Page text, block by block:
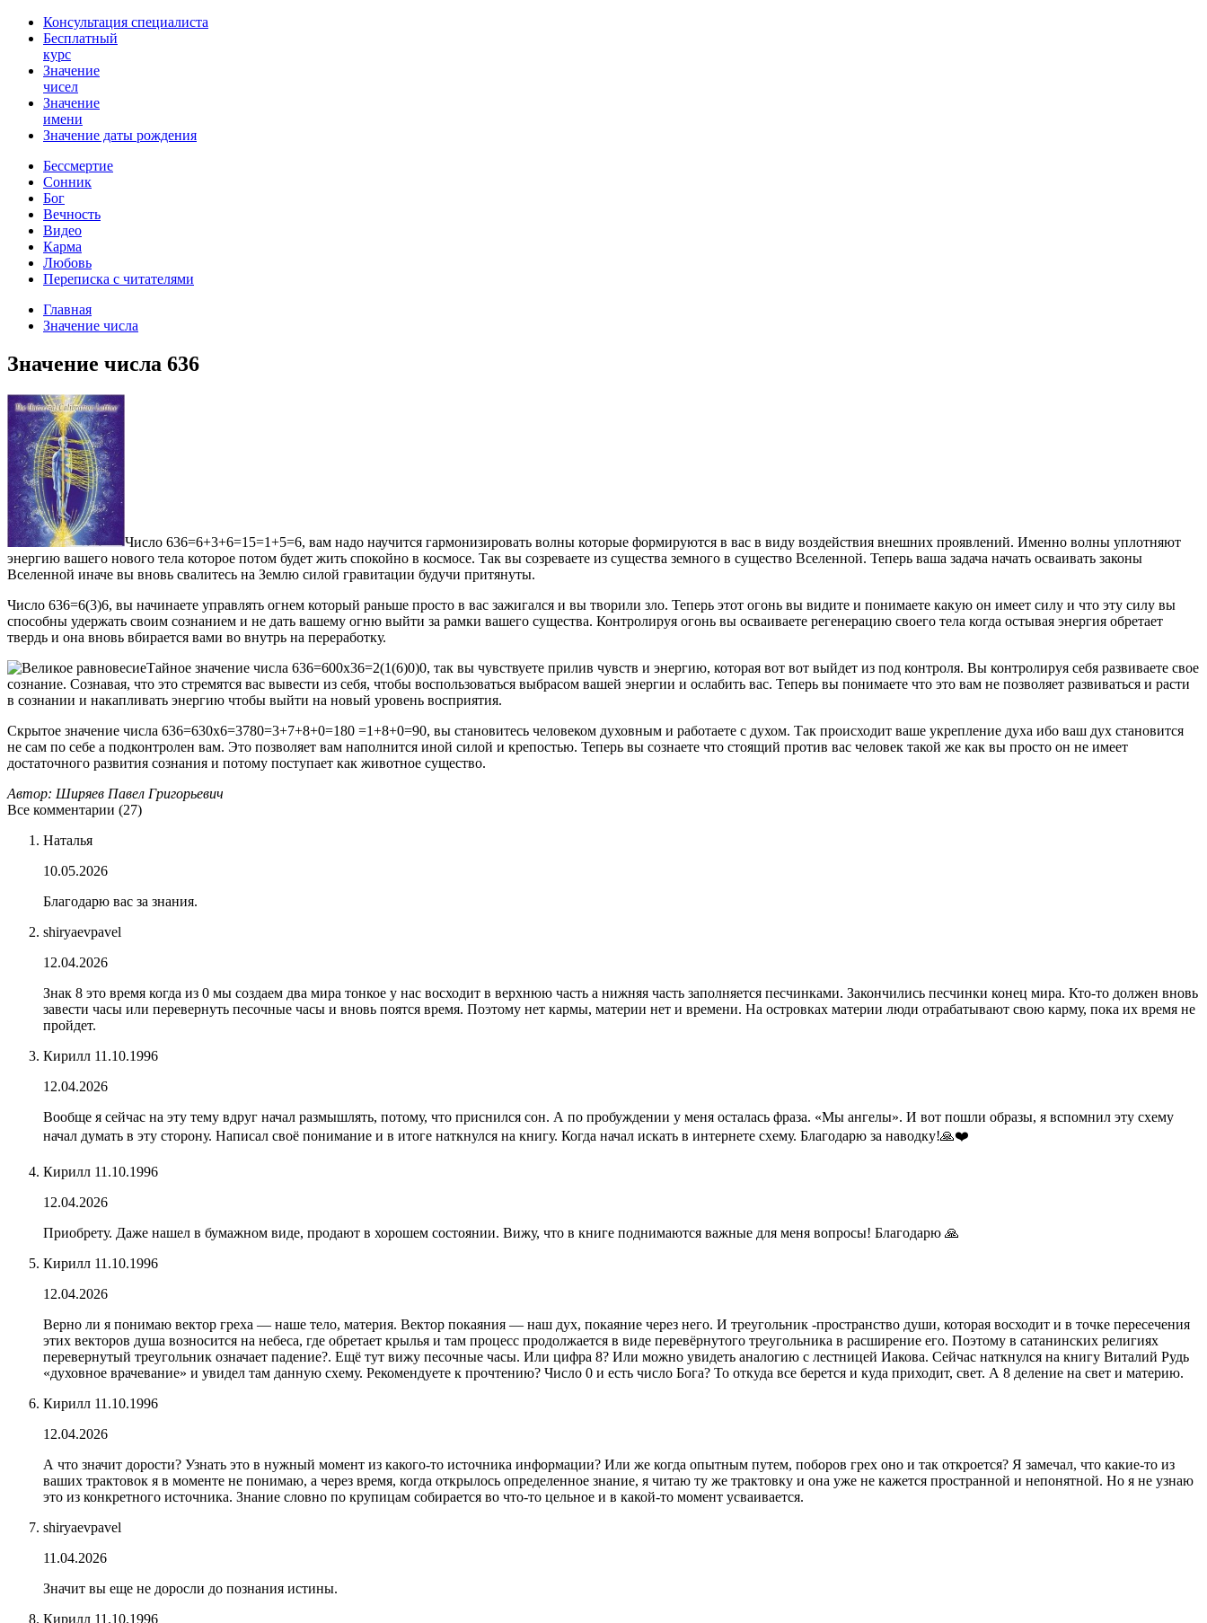
Консультация специалиста
Бесплатный
курс
Значение
чисел
Значение
имени
Значение даты рождения
Бессмертие
Сонник
Бог
Вечность
Видео
Карма
Любовь
Переписка с читателями
Главная
Значение числа
Значение числа 636
Число 636=6+3+6=15=1+5=6, вам надо научится гармонизировать волны которые формируются в вас в виду воздействия внешних проявлений. Именно волны уплотняют
энергию вашего нового тела которое потом будет жить спокойно в космосе. Так вы созреваете из существа земного в существо Вселенной. Теперь ваша задача начать осваивать законы
Вселенной иначе вы вновь свалитесь на Землю силой гравитации будучи притянуты.
Число 636=6(3)6, вы начинаете управлять огнем который раньше просто в вас зажигался и вы творили зло. Теперь этот огонь вы видите и понимаете какую он имеет силу и что эту силу вы
способны удержать своим сознанием и не дать вашему огню выйти за рамки вашего существа. Контролируя огонь вы осваиваете регенерацию своего тела когда остывая энергия обретает
твердь и она вновь вбирается вами во внутрь на переработку.
Тайное значение числа 636=600х36=2(1(6)0)0, так вы чувствуете прилив чувств и энергию, которая вот вот выйдет из под контроля. Вы контролируя себя развиваете свое
сознание. Сознавая, что это стремятся вас вывести из себя, чтобы воспользоваться выбрасом вашей энергии и ослабить вас. Теперь вы понимаете что это вам не позволяет развиваться и расти
в сознании и накапливать энергию чтобы выйти на новый уровень восприятия.
Скрытое значение числа 636=630х6=3780=3+7+8+0=180 =1+8+0=90, вы становитесь человеком духовным и работаете с духом. Так происходит ваше укрепление духа ибо ваш дух становится
не сам по себе а подконтролен вам. Это позволяет вам наполнится иной силой и крепостью. Теперь вы сознаете что стоящий против вас человек такой же как вы просто он не имеет
достаточного развития сознания и потому поступает как животное существо.
Автор: Ширяев Павел Григорьевич
Все комментарии (27)
Наталья
10.05.2026
Благодарю вас за знания.
shiryaevpavel
12.04.2026
Знак 8 это время когда из 0 мы создаем два мира тонкое у нас восходит в верхнюю часть а нижняя часть заполняется песчинками. Закончились песчинки конец мира. Кто-то должен вновь
завести часы или перевернуть песочные часы и вновь поятся время. Поэтому нет кармы, материи нет и времени. На островках материи люди отрабатывают свою карму, пока их время не
пройдет.
Кирилл 11.10.1996
12.04.2026
Вообще я сейчас на эту тему вдруг начал размышлять, потому, что приснился сон. А по пробуждении у меня осталась фраза. «Мы ангелы». И вот пошли образы, я вспомнил эту схему
начал думать в эту сторону. Написал своё понимание и в итоге наткнулся на книгу. Когда начал искать в интернете схему. Благодарю за наводку!🙏❤️
Кирилл 11.10.1996
12.04.2026
Приобрету. Даже нашел в бумажном виде, продают в хорошем состоянии. Вижу, что в книге поднимаются важные для меня вопросы! Благодарю 🙏
Кирилл 11.10.1996
12.04.2026
Верно ли я понимаю вектор греха — наше тело, материя. Вектор покаяния — наш дух, покаяние через него. И треугольник -пространство души, которая восходит и в точке пересечения
этих векторов душа возносится на небеса, где обретает крылья и там процесс продолжается в виде перевёрнутого треугольника в расширение его. Поэтому в сатанинских религиях
перевернутый треугольник означает падение?. Ещё тут вижу песочные часы. Или цифра 8? Или можно увидеть аналогию с лестницей Иакова. Сейчас наткнулся на книгу Виталий Рудь
«духовное врачевание» и увидел там данную схему. Рекомендуете к прочтению? Число 0 и есть число Бога? То откуда все берется и куда приходит, свет. А 8 деление на свет и материю.
Кирилл 11.10.1996
12.04.2026
А что значит дорости? Узнать это в нужный момент из какого-то источника информации? Или же когда опытным путем, поборов грех оно и так откроется? Я замечал, что какие-то из
ваших трактовок я в моменте не понимаю, а через время, когда открылось определенное знание, я читаю ту же трактовку и она уже не кажется пространной и непонятной. Но я не узнаю
это из конкретного источника. Знание словно по крупицам собирается во что-то цельное и в какой-то момент усваивается.
shiryaevpavel
11.04.2026
Значит вы еще не доросли до познания истины.
Кирилл 11.10.1996